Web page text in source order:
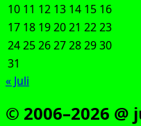
10 11 12 13 14 15 16
17 18 192021 2223
24252627282930
31
« Juli
© 2006–2026 @